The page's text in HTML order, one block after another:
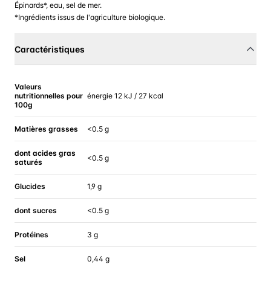
Épinards*, eau, sel de mer.
*Ingrédients issus de l'agriculture biologique.
Caractéristiques
Valeurs
nutritionnelles pour
100g
énergie 12 kJ / 27 kcal
Matières grasses <0.5 g
dont acides gras
saturés
<0.5 g
Glucides 1,9 g
dont sucres <0.5 g
Protéines 3 g
Sel 0,44 g